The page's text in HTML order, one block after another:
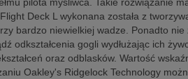
Deck L wykonana została z
bardzo niewielkiej wadze. Ponadto
gogli wydłużając ich
oraz odblasków. Wartość
Oakley's Ridgelock Technology